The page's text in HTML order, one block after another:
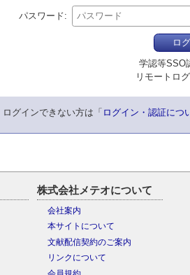
パスワード
ロ
学認等SSO
リモートロ
ログインできない方は「 ログイン・認証につ
株式会社メテオについて
会社案内
本サイトについて
文献配信契約のご案内
リンクについて